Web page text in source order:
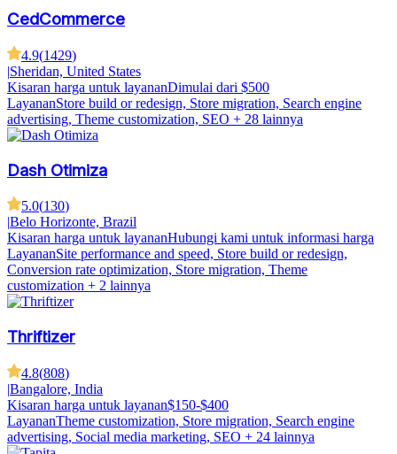
CedCommerce
4.9(1429)
|Sheridan, United States
Kisaran harga untuk layananDimulai dari $500
LayananStore build or redesign, Store migration, Search engine
advertising, Theme customization, SEO + 28 lainnya
Dash Otimiza
5.0(130)
|Belo Horizonte, Brazil
Kisaran harga untuk layananHubungi kami untuk informasi harga
LayananSite performance and speed, Store build or redesign,
Conversion rate optimization, Store migration, Theme
customization + 2 lainnya
Thriftizer
4.8(808)
|Bangalore, India
Kisaran harga untuk layanan$150-$400
LayananTheme customization, Store migration, Search engine
advertising, Social media marketing, SEO + 24 lainnya